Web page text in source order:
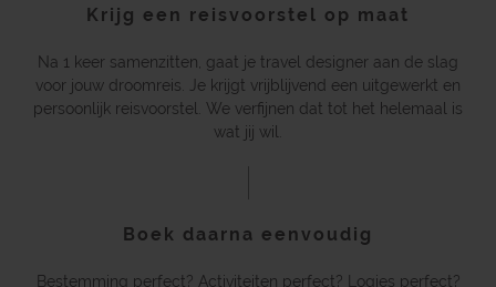
Krijg een reisvoorstel op maat
Na 1 keer samenzitten, gaat je travel designer aan de slag
voor jouw droomreis. Je krijgt vrijblijvend een uitgewerkt en
persoonlijk reisvoorstel. We verfijnen dat tot het helemaal is
wat jij wil.
Boek daarna eenvoudig
Bestemming perfect? Activiteiten perfect? Logies perfect?